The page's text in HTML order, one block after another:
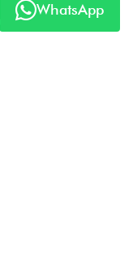
WhatsApp